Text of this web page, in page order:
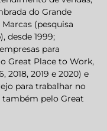
do Grande
(pesquisa
desde 1999;
para
Great Place to Work,
2018, 2019 e 2020) e
para trabalhar no
também pelo Great